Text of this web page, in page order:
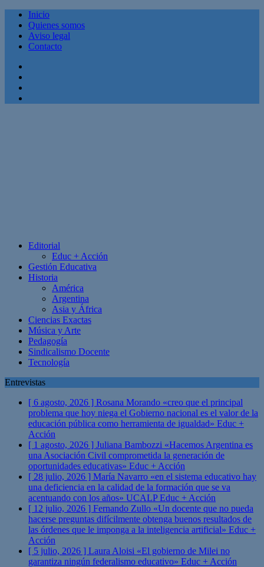
Inicio
Quienes somos
Aviso legal
Contacto
Editorial
Educ + Acción
Gestión Educativa
Historia
América
Argentina
Asia y África
Ciencias Exactas
Música y Arte
Pedagogía
Sindicalismo Docente
Tecnología
Entrevistas
[ 6 agosto, 2026 ] Rosana Morando «creo que el principal
problema que hoy niega el Gobierno nacional es el valor de la
educación pública como herramienta de igualdad» Educ +
Acción
[ 1 agosto, 2026 ] Juliana Bambozzi «Hacemos Argentina es
una Asociación Civil comprometida la generación de
oportunidades educativas» Educ + Acción
[ 28 julio, 2026 ] María Navarro «en el sistema educativo hay
una deficiencia en la calidad de la formación que se va
acentuando con los años» UCALPEduc + Acción
[ 12 julio, 2026 ] Fernando Zullo «Un docente que no pueda
hacerse preguntas difícilmente obtenga buenos resultados de
las órdenes que le imponga a la inteligencia artificial» Educ +
Acción
[ 5 julio, 2026 ] Laura Aloisi «El gobierno de Milei no
garantiza ningún federalismo educativo» Educ + Acción